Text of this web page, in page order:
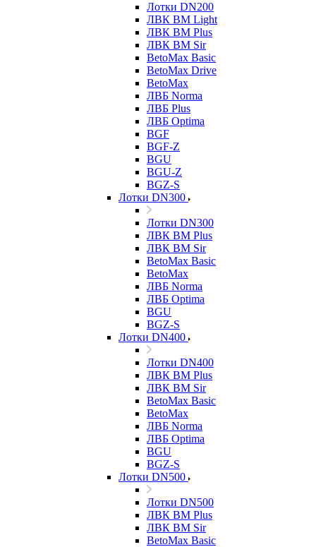
Лотки DN200
ЛВК ВМ Light
ЛВК ВМ Plus
ЛВК ВМ Sir
BetoMax Basic
BetoMax Drive
BetoMax
ЛВБ Norma
ЛВБ Plus
ЛВБ Optima
BGF
BGF-Z
BGU
BGU-Z
BGZ-S
Лотки DN300
Лотки DN300
ЛВК ВМ Plus
ЛВК ВМ Sir
BetoMax Basic
BetoMax
ЛВБ Norma
ЛВБ Optima
BGU
BGZ-S
Лотки DN400
Лотки DN400
ЛВК ВМ Plus
ЛВК ВМ Sir
BetoMax Basic
BetoMax
ЛВБ Norma
ЛВБ Optima
BGU
BGZ-S
Лотки DN500
Лотки DN500
ЛВК ВМ Plus
ЛВК ВМ Sir
BetoMax Basic